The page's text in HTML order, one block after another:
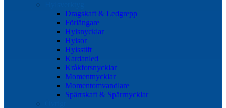
Dragskaft & Ledgrepp
Förlängare
Hylsnycklar
Hylsor
Hylsstift
Kardanled
Kråkfotsnycklar
Momentnycklar
Momentomvandlare
Spärrskaft & Spärrnycklar